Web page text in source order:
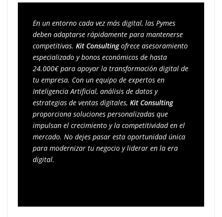
En un entorno cada vez más digital, las Pymes
deben adaptarse rápidamente para mantenerse
competitivas. Kit Consulting ofrece asesoramiento
especializado y bonos económicos de hasta
24.000€ para apoyar la transformación digital de
tu empresa. Con un equipo de expertos en
Inteligencia Artificial, análisis de datos y
estrategias de ventas digitales, Kit Consulting
proporciona soluciones personalizadas que
impulsan el crecimiento y la competitividad en el
mercado. No dejes pasar esta oportunidad única
para modernizar tu negocio y liderar en la era
digital.